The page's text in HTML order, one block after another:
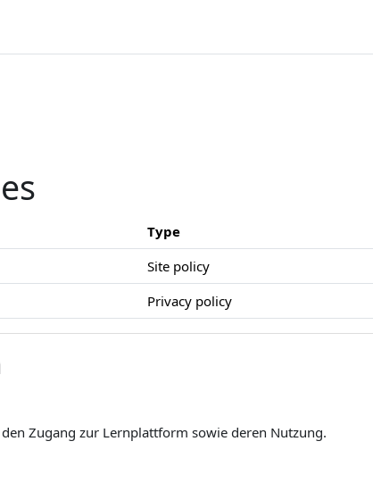
Type
Site policy
Privacy policy
Zugang zur Lernplattform sowie deren Nutzung.